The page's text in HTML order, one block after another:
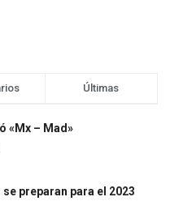
Últimas
«Mx – Mad»
preparan para el 2023